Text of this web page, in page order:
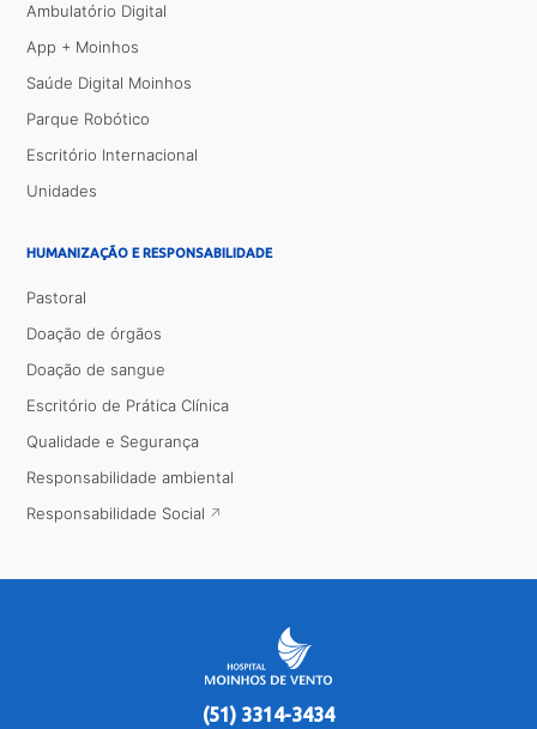
Ambulatório Digital
App + Moinhos
Saúde Digital Moinhos
Parque Robótico
Escritório Internacional
Unidades
HUMANIZAÇÃO E RESPONSABILIDADE
Pastoral
Doação de órgãos
Doação de sangue
Escritório de Prática Clínica
Qualidade e Segurança
Responsabilidade ambiental
Responsabilidade Social
(51) 3314-3434